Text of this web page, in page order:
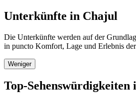
Unterkünfte in Chajul
Die Unterkünfte werden auf der
in puncto Komfort, Lage und Erlebnis
Weniger
Top-Sehenswürdigkeiten